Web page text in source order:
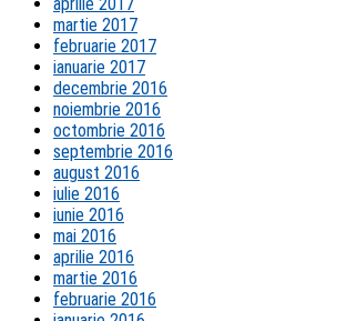
aprilie 2017
martie 2017
februarie 2017
ianuarie 2017
decembrie 2016
noiembrie 2016
octombrie 2016
septembrie 2016
august 2016
iulie 2016
iunie 2016
mai 2016
aprilie 2016
martie 2016
februarie 2016